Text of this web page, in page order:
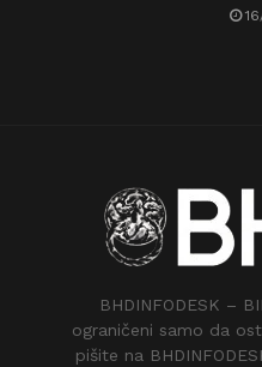
BHDINFODESK –
ograničeni samo da
pišite na